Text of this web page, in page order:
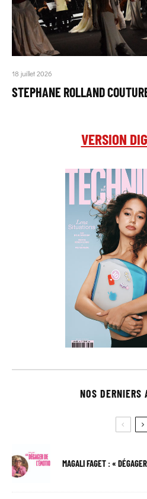
18 juillet 2026
STEPHANE ROLLAND
VERSION
NOS DERNIERS
MAGALI FAGET : «